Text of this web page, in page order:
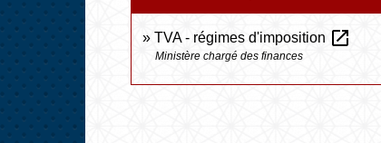
TVA - régimes d'imposition open_in_new
Ministère chargé des finances